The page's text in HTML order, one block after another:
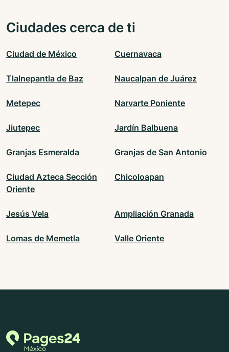
Ciudades cerca de ti
Ciudad de México Cuernavaca
Tlalnepantla de Baz Naucalpan de Juárez
Metepec Narvarte Poniente
Jiutepec Jardín Balbuena
Granjas Esmeralda Granjas de San Antonio
Ciudad Azteca Sección
Oriente
Chicoloapan
Jesús Vela Ampliación Granada
Lomas de Memetla Valle Oriente